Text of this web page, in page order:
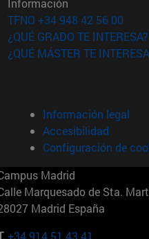
ventana)
ventana)
Información
TFNO +34 948 42 56 00
¿QUÉ GRADO TE INTERESA?
¿QUÉ MÁSTER TE
Información legal
Accesibilidad
Configuración de
Madrid
Marquesado de Sta.
Madrid España
+34 914 51 43 41